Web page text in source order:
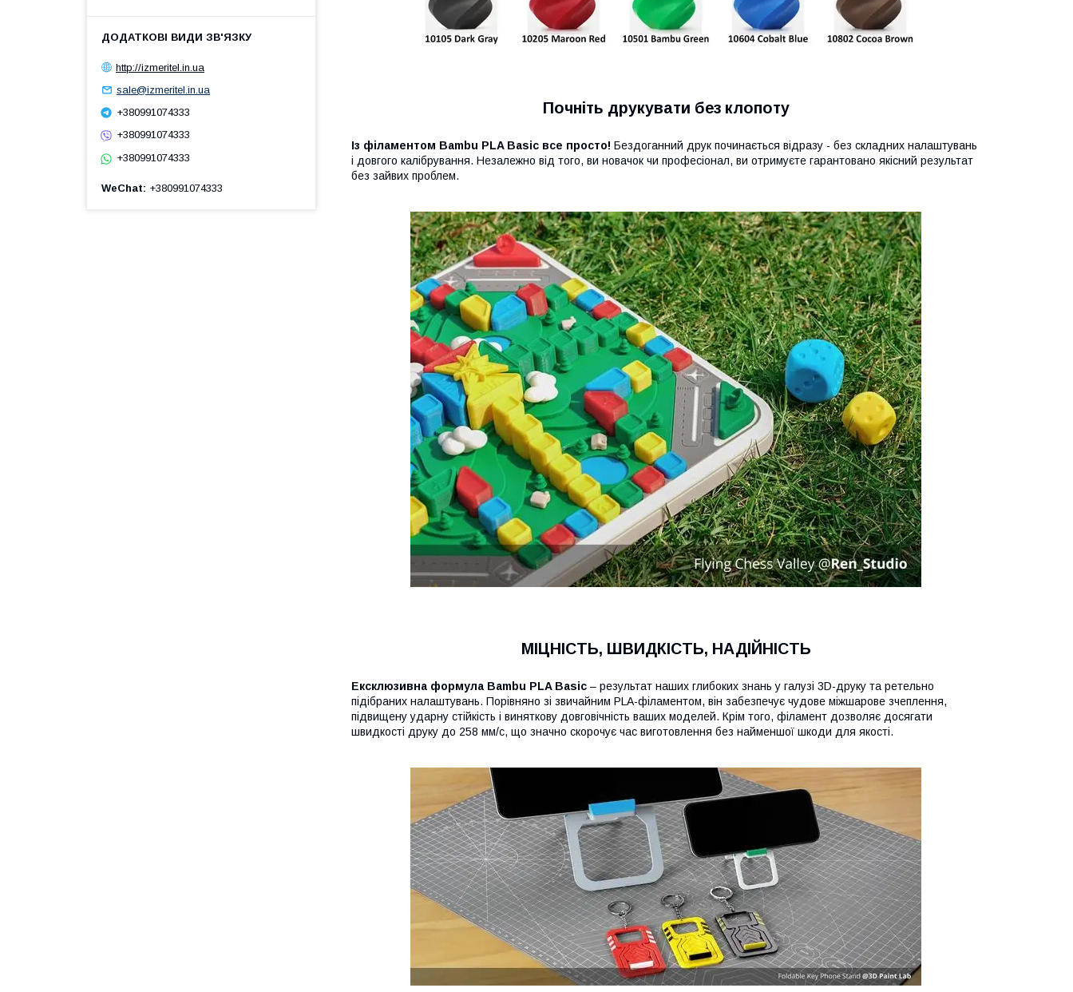
Почніть друкувати без клопоту
Із філаментом Bambu PLA Basic все просто! Бездоганний друк починається відразу - без складних налаштувань
і довгого калібрування. Незалежно від того, ви новачок чи професіонал, ви отримуєте гарантовано якісний результат
без зайвих проблем.
МІЦНІСТЬ, ШВИДКІСТЬ, НАДІЙНІСТЬ
Ексклюзивна формула Bambu PLA Basic – результат наших глибоких знань у галузі 3D-друку та ретельно
підібраних налаштувань. Порівняно зі звичайним PLA-філаментом, він забезпечує чудове міжшарове зчеплення,
підвищену ударну стійкість і виняткову довговічність ваших моделей. Крім того, філамент дозволяє досягати
швидкості друку до 258 мм/с, що значно скорочує час виготовлення без найменшої шкоди для якості.
http://izmeritel.in.ua
sale@izmeritel.in.ua
+380991074333
+380991074333
+380991074333
WeChat +380991074333